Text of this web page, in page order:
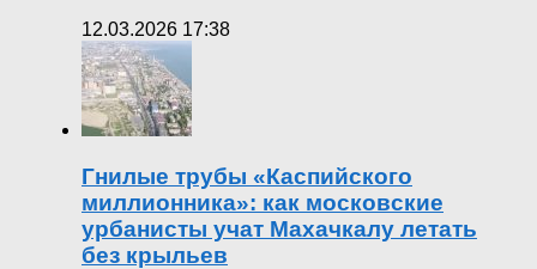
12.03.2026 17:38
Гнилые трубы «Каспийского
миллионника»: как московские
урбанисты учат Махачкалу летать
без крыльев